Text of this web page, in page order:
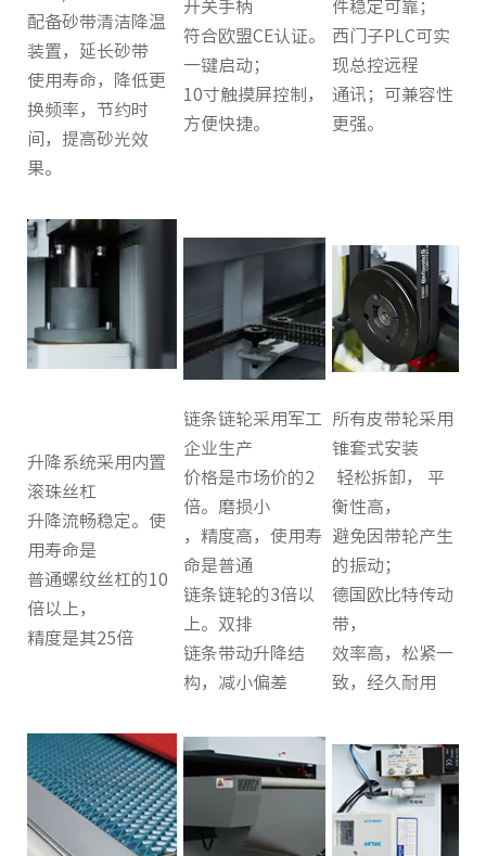
配备砂带清洁降温
装置，延长砂带
使用寿命，降低更
换频率，节约时
间，提高砂光效
果。
开关手柄
符合欧盟CE认证。
一键启动；
10寸触摸屏控制，
方便快捷。
件稳定可靠；
西门子PLC可实
现总控远程
通讯；可兼容性
更强。
升降系统采用内置
滚珠丝杠
升降流畅稳定。使
用寿命是
普通螺纹丝杠的10
倍以上，
精度是其25倍
链条链轮采用军工
企业生产
价格是市场价的2
倍。磨损小
，精度高，使用寿
命是普通
链条链轮的3倍以
上。双排
链条带动升降结
构，减小偏差
所有皮带轮采用
锥套式安装
轻松拆卸， 平
衡性高，
避免因带轮产生
的振动；
德国欧比特传动
带，
效率高，松紧一
致，经久耐用